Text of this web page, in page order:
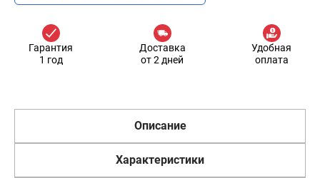
Гарантия
1 год
Доставка
от 2 дней
Удобная
оплата
Описание
Характеристики